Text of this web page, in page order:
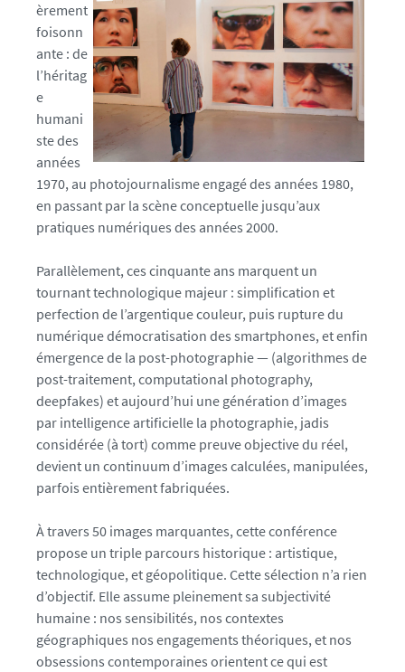
èrement
foisonn
ante : de
l’héritag
e
humani
ste des
années
1970, au photojournalisme engagé des années 1980,
en passant par la scène conceptuelle jusqu’aux
pratiques numériques des années 2000.
Parallèlement, ces cinquante ans marquent un
tournant technologique majeur : simplification et
perfection de l’argentique couleur, puis rupture du
numérique démocratisation des smartphones, et enfin
émergence de la post-photographie — (algorithmes de
post-traitement, computational photography,
deepfakes) et aujourd’hui une génération d’images
par intelligence artificielle la photographie, jadis
considérée (à tort) comme preuve objective du réel,
devient un continuum d’images calculées, manipulées,
parfois entièrement fabriquées.
À travers 50 images marquantes, cette conférence
propose un triple parcours historique : artistique,
technologique, et géopolitique. Cette sélection n’a rien
d’objectif. Elle assume pleinement sa subjectivité
humaine : nos sensibilités, nos contextes
géographiques nos engagements théoriques, et nos
obsessions contemporaines orientent ce qui est